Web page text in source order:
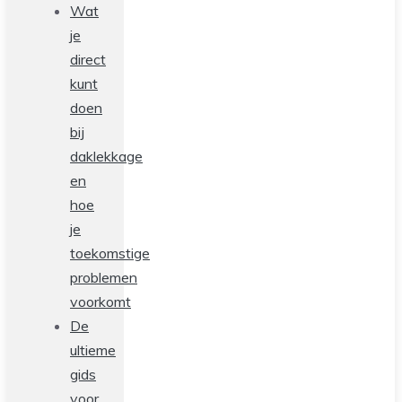
Wat
je
direct
kunt
doen
bij
daklekkage
en
hoe
je
toekomstige
problemen
voorkomt
De
ultieme
gids